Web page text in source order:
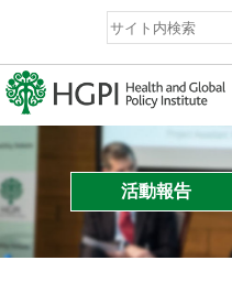
活動報告